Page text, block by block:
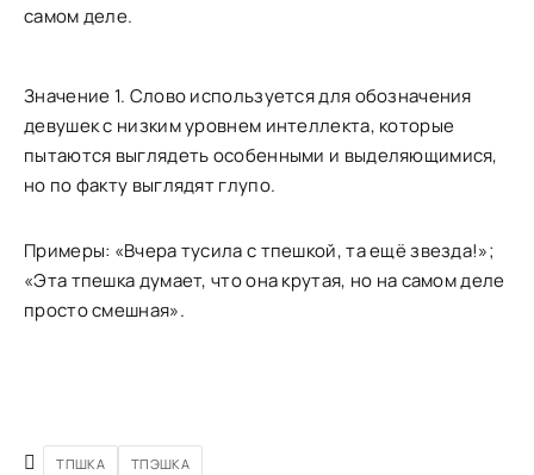
самом деле.
Значение 1. Слово используется для обозначения
девушек с низким уровнем интеллекта, которые
пытаются выглядеть особенными и выделяющимися,
но по факту выглядят глупо.
Примеры: «Вчера тусила с тпешкой, та ещё звезда!»;
«Эта тпешка думает, что она крутая, но на самом деле
просто смешная».
ТПШКА ТПЭШКА